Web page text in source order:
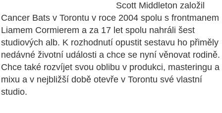
Scott Middleton založil
Cancer Bats v Torontu v roce 2004 spolu s frontmanem
Liamem Cormierem a za 17 let spolu nahráli šest
studiových alb. K rozhodnutí opustit sestavu ho přiměly
nedávné životní události a chce se nyní věnovat rodině.
Chce také rozvíjet svou oblibu v produkci, masteringu a
mixu a v nejbližší době otevře v Torontu své vlastní
studio.